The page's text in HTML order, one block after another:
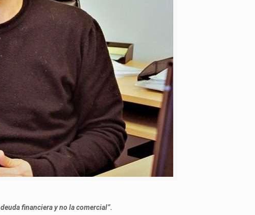
financiera y no la comercial”.